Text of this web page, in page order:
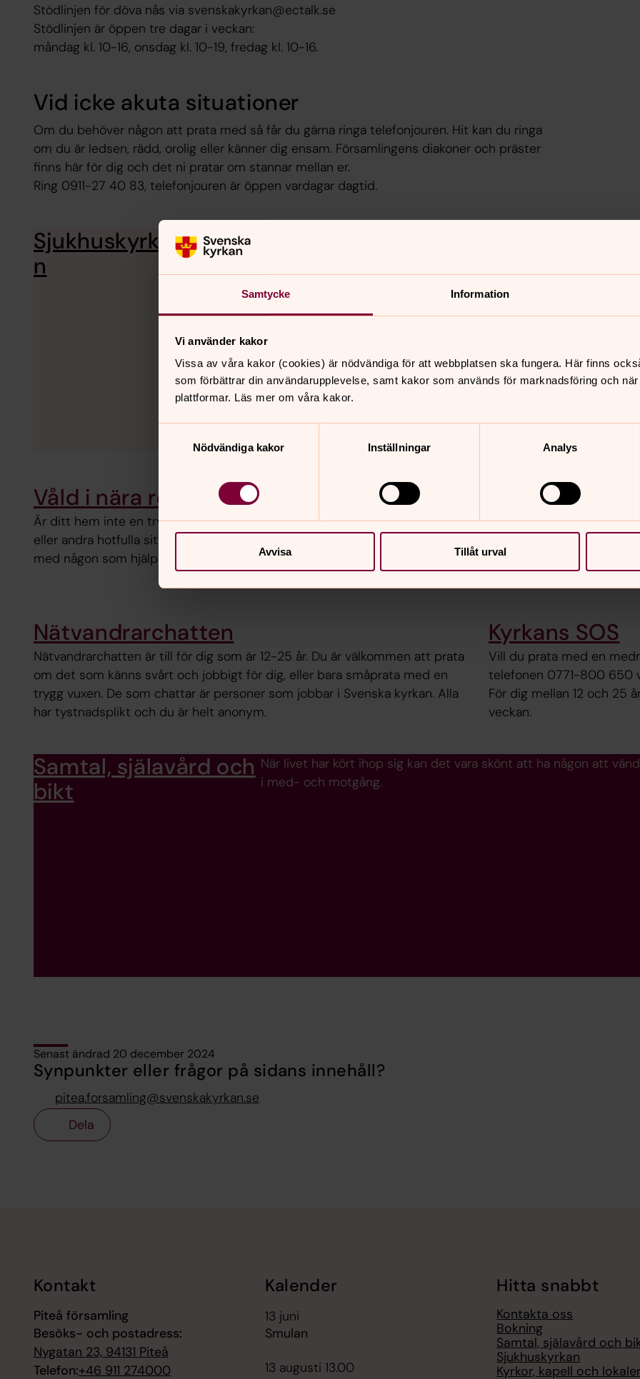
Samtycke Information
Vi använder kakor
Vissa av våra kakor (cookies) är nödvändiga för att webbplatsen ska fungera. Här finns
som förbättrar din användarupplevelse, samt kakor som används för marknadsföring och
plattformar. Läs mer om våra kakor.
Nödvändiga kakor
Inställningar Analys
Avvisa Tillåt urval
Stödlinjen för döva nås via svenskakyrkan@ectalk.se
Stödlinjen är öppen tre dagar i veckan:
måndag kl. 10-16, onsdag kl. 10-19, fredag kl. 10-16.
Vid icke akuta situationer
Om du behöver någon att prata med så får du gärna ringa telefonjouren. Hit kan du ringa
om du är ledsen, rädd, orolig eller känner dig ensam. Församlingens diakoner och präster
finns här för dig och det ni pratar om stannar mellan er.
Ring 0911-27 40 83, telefonjouren är öppen vardagar dagtid.
Sjukhuskyrka
n
Stöd i krishantering, samtalspartner vid livets tuffa frågor och omsorg för
på plats.
Våld i nära relationer
Är ditt hem inte en trygg plats? Om du upplever fysiskt eller psykiskt våld,
eller andra hotfulla situationer, kan du behöva akut hjälp eller få samtala
med någon som hjälper dig vidare.
Stöd efter
Ingen har rätt att utnyttja
behov. Om du har blivit
kan du få stöd från
landet.
Nätvandrarchatten
Nätvandrarchatten är till för dig som är 12-25 år. Du är välkommen att prata
om det som känns svårt och jobbigt för dig, eller bara småprata med en
trygg vuxen. De som chattar är personer som jobbar i Svenska kyrkan. Alla
har tystnadsplikt och du är helt anonym.
Kyrkans SOS
Vill du prata med en
telefonen 0771-800 650
För dig mellan 12 och 25
veckan.
Samtal, själavård och
bikt
När livet har kört ihop sig kan det vara skönt att ha någon att
i med- och motgång.
Senast ändrad 20 december 2024
Synpunkter eller frågor på sidans innehåll?
pitea.forsamling@svenskakyrkan.se
Dela
Kontakt
Piteå församling
Besöks- och postadress:
Nygatan 23, 94131 Piteå
Telefon:+46 911 274000
Kalender
13 juni
Smulan
13 augusti 13.00
Hitta snabbt
Kontakta oss
Bokning
Samtal, själavård och
Sjukhuskyrkan
Kyrkor, kapell och lokaler